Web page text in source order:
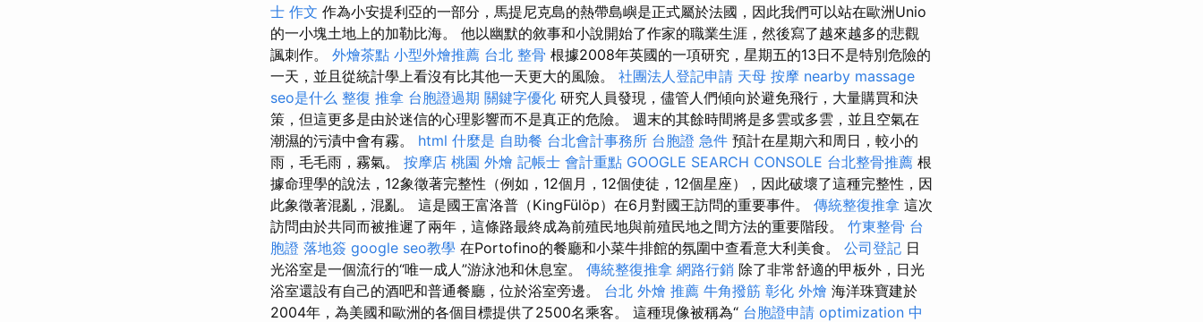
士 作文 作為小安提利亞的一部分，馬提尼克島的熱帶島嶼是正式屬於法國，因此我們可以站在歐洲Unio
的一小塊土地上的加勒比海。 他以幽默的敘事和小說開始了作家的職業生涯，然後寫了越來越多的悲觀
諷刺作。 外燴茶點 小型外燴推薦 台北 整骨 根據2008年英國的一項研究，星期五的13日不是特別危險的
一天，並且從統計學上看沒有比其他一天更大的風險。 社團法人登記申請 天母 按摩 nearby massage
seo是什么 整復 推拿 台胞證過期 關鍵字優化 研究人員發現，儘管人們傾向於避免飛行，大量購買和決
策，但這更多是由於迷信的心理影響而不是真正的危險。 週末的其餘時間將是多雲或多雲，並且空氣在
潮濕的污漬中會有霧。 html 什麼是 自助餐 台北會計事務所 台胞證 急件 預計在星期六和周日，較小的
雨，毛毛雨，霧氣。 按摩店 桃園 外燴 記帳士 會計重點 GOOGLE SEARCH CONSOLE 台北整骨推薦 根
據命理學的說法，12象徵著完整性（例如，12個月，12個使徒，12個星座），因此破壞了這種完整性，因
此象徵著混亂，混亂。 這是國王富洛普（KingFülöp）在6月對國王訪問的重要事件。 傳統整復推拿 這次
訪問由於共同而被推遲了兩年，這條路最終成為前殖民地與前殖民地之間方法的重要階段。 竹東整骨 台
胞證 落地簽 google seo教學 在Portofino的餐廳和小菜牛排館的氛圍中查看意大利美食。 公司登記 日
光浴室是一個流行的“唯一成人”游泳池和休息室。 傳統整復推拿 網路行銷 除了非常舒適的甲板外，日光
浴室還設有自己的酒吧和普通餐廳，位於浴室旁邊。 台北 外燴 推薦 牛角撥筋 彰化 外燴 海洋珠寶建於
2004年，為美國和歐洲的各個目標提供了2500名乘客。 這種現像被稱為“ 台胞證申請 optimization 中